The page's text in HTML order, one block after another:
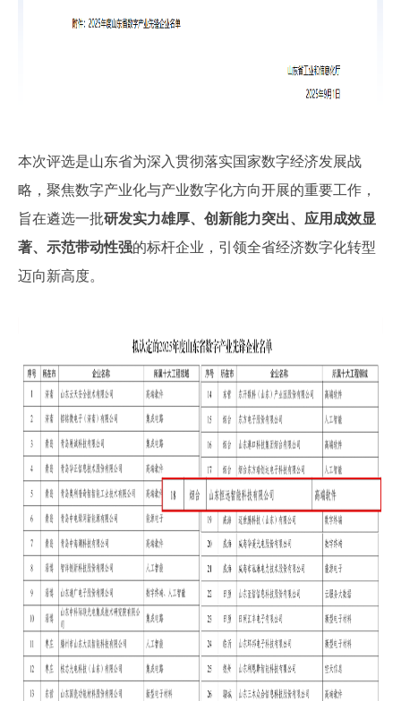
本次评选是山东省为深入贯彻落实国家数字经济发展战
略，聚焦数字产业化与产业数字化方向开展的重要工作，
旨在遴选一批研发实力雄厚、创新能力突出、应用成效显
著、示范带动性强的标杆企业，引领全省经济数字化转型
迈向新高度。